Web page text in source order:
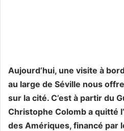
Aujourd’hui, une visite à
au large de Séville nous
sur la cité. C’est à partir du
Christophe Colomb a quitté
des Amériques, financé par